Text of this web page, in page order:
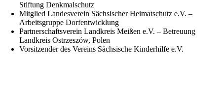
Stiftung Denkmalschutz
Mitglied Landesverein Sächsischer Heimatschutz e.V. –
Arbeitsgruppe Dorfentwicklung
Partnerschaftsverein Landkreis Meißen e.V. – Betreuung
Landkreis Ostrzeszów, Polen
Vorsitzender des Vereins Sächsische Kinderhilfe e.V.